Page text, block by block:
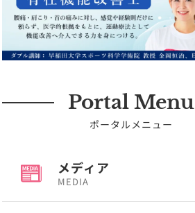
Portal Menu
ポータルメニュー
メディア
MEDIA